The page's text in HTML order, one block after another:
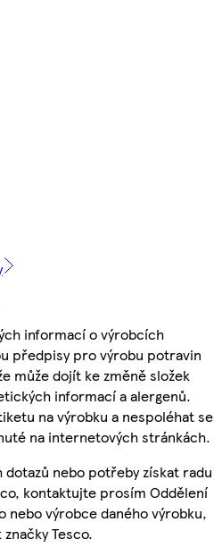
informací o výrobcích
předpisy pro výrobu potravin
může dojít ke změně složek
informací a alergenů.
na výrobku a nespoléhat se
na internetových stránkách.
nebo potřeby získat radu
kontaktujte prosím Oddělení
nebo výrobce daného výrobku,
Tesco.